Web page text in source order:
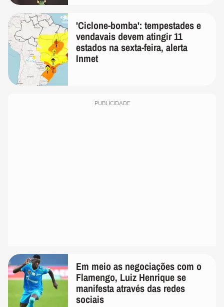
'Ciclone-bomba': tempestades e
vendavais devem atingir 11
estados na sexta-feira, alerta
Inmet
PUBLICIDADE
Em meio as negociações com o
Flamengo, Luiz Henrique se
manifesta através das redes
sociais